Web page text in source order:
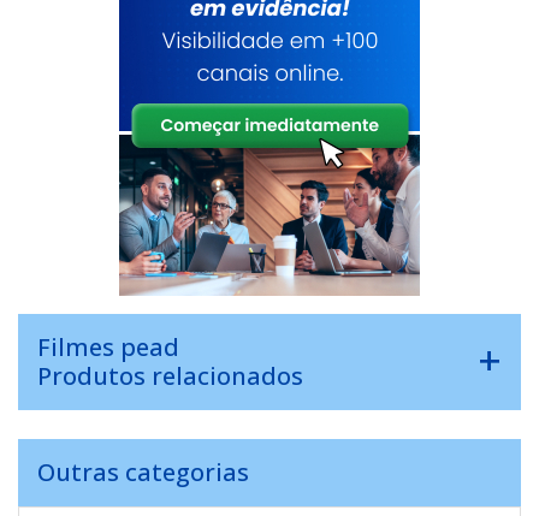
Filmes pead
Produtos relacionados
Outras categorias